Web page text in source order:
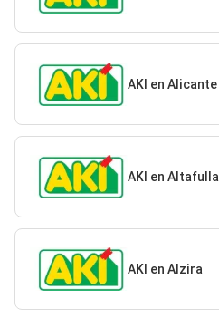
AKI en Alicante
AKI en Altafulla
AKI en Alzira